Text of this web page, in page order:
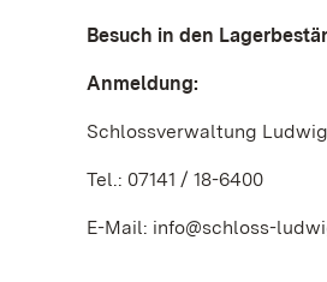
Besuch in den
Anmeldung:
Schlossverwaltung
Tel.: 07141 / 18-6400
E-Mail: info@schloss-